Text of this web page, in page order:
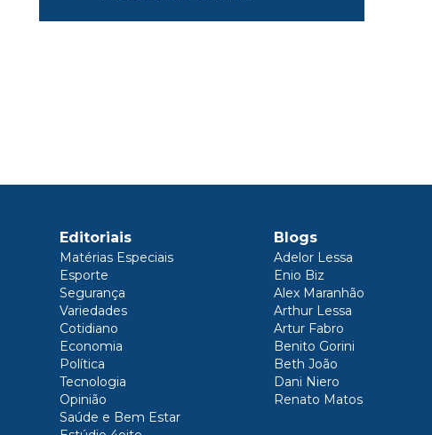
Editoriais
Matérias Especiais
Esporte
Segurança
Variedades
Cotidiano
Economia
Política
Tecnologia
Opinião
Saúde e Bem Estar
Blogs
Adelor Lessa
Enio Biz
Alex Maranhão
Arthur Lessa
Artur Fabro
Benito Gorini
Beth João
Dani Niero
Renato Matos